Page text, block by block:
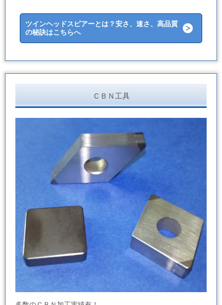
ツインヘッドスピアーとは？安さ、速さ、高品質
の秘訣はこちらへ
ＣＢＮ工具